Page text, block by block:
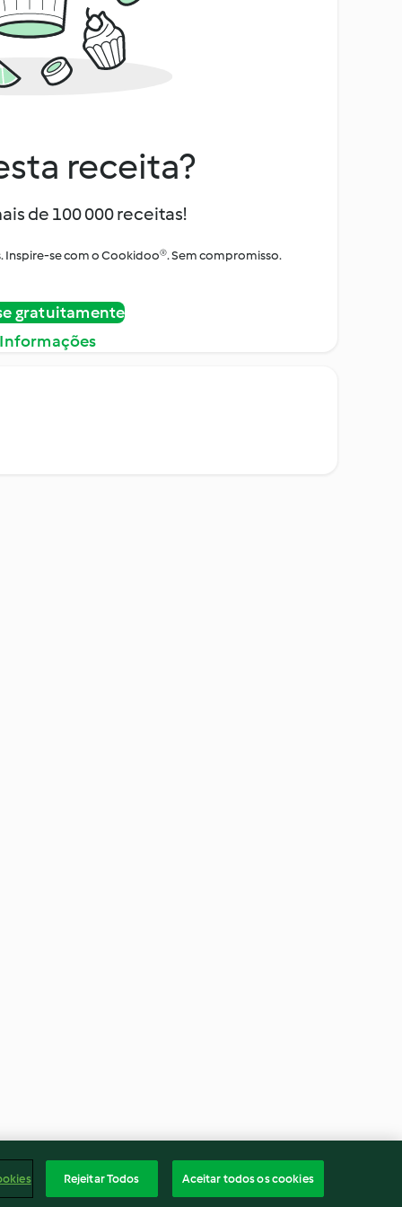
receita?
de 100 000 receitas!
Inspire-se com o Cookidoo®. Sem compromisso.
gratuitamente
Rejeitar Todos Aceitar todos os cookies